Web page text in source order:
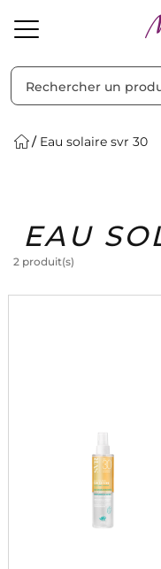
Solaire Homme
Eau solaire svr 30
EAU
2 produit(s)